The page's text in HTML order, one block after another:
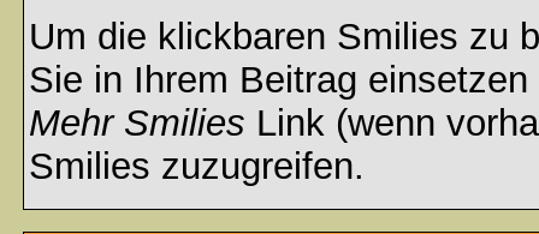
Um die klickbaren Smilies zu
Sie in Ihrem Beitrag
Mehr Smilies Link (wenn
Smilies zuzugreifen.